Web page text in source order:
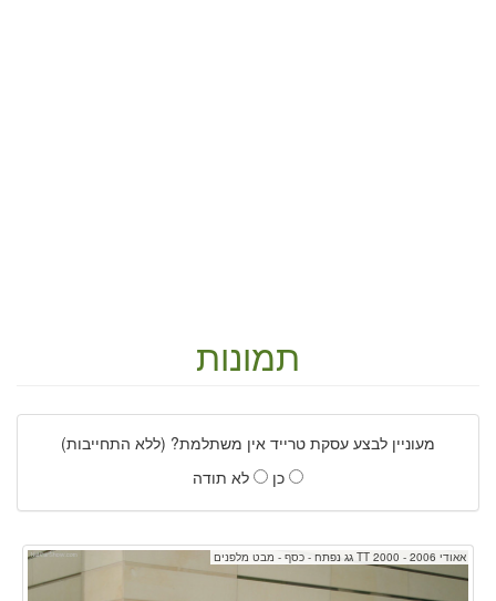
תמונות
מעוניין לבצע עסקת טרייד אין משתלמת? (ללא התחייבות)
כן
לא תודה
אאודי TT 2000 - 2006 גג נפתח - כסף - מבט מלפנים